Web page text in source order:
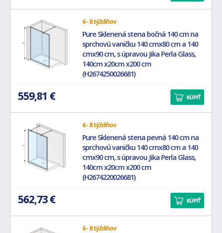
6 - 8 týždňov
Pure Sklenená stena bočná 140 cm na
sprchovú vaničku 140 cmx80 cm a 140
cmx90 cm, s úpravou Jika Perla Glass,
140cm x20cm x200 cm
(H2674250026681)
559,81 € KÚPIŤ
6 - 8 týždňov
Pure Sklenená stena pevná 140 cm na
sprchovú vaničku 140 cmx80 cm a 140
cmx90 cm, s úpravou Jika Perla Glass,
140cm x20cm x200 cm
(H2674220026681)
562,73 € KÚPIŤ
6 - 8 týždňov